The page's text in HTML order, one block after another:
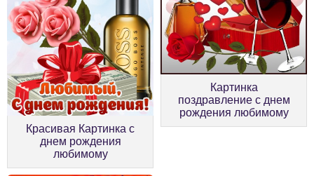
Красивая Картинка с
днем рождения
любимому
Картинка
поздравление с днем
рождения любимому